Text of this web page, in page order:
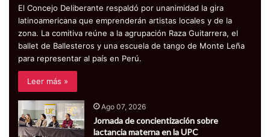
El Concejo Deliberante respaldó por unanimidad la gira
latinoamericana que emprenderán artistas locales y de la
zona. La comitiva reúne a la agrupación Raza Guitarrera, el
ballet de Ballesteros y una escuela de tango de Monte Leña
para representar al país en Perú.
Leer más »
Ago 07, 2026
Jornada de concientización sobre
lactancia materna en la UPC